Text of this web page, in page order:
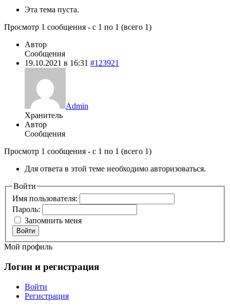
Эта тема пуста.
Просмотр 1 сообщения - с 1 по 1 (всего 1)
Автор
Сообщения
19.10.2021 в 16:31 #123921
Admin
Хранитель
Автор
Сообщения
Просмотр 1 сообщения - с 1 по 1 (всего 1)
Для ответа в этой теме необходимо авторизоваться.
Войти
Имя пользователя:
Пароль:
Запомнить меня
Войти
Мой профиль
Логин и регистрация
Войти
Регистрация